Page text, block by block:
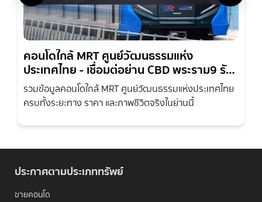
คอนโดใกล้ MRT ศูนย์วัฒนธรรมแห่ง
ประเทศไทย - เชื่อมต่อย่าน CBD พระราม9 รัช
ดา ห้วยขวาง
รวมข้อมูลคอนโดใกล้ MRT ศูนย์วัฒนธรรมแห่งประเทศไทย
ครบทั้งระยะทาง ราคา และภาพชีวิตจริงในย่านนี้
ประกาศตามประเภททรัพย์
ขายคอนโด